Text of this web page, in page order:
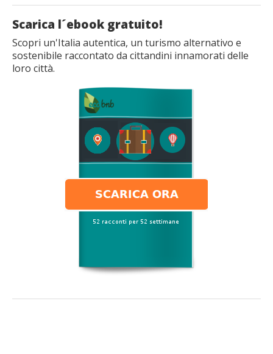
Scarica l´ebook gratuito!
Scopri un'Italia autentica, un turismo alternativo e
sostenibile raccontato da cittandini innamorati delle
loro città.